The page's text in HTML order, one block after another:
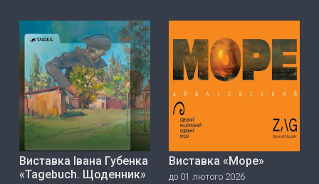
Виставка Івана Губенка
«Tagebuch. Щоденник»
Виставка «Море»
до 01 лютого 2026